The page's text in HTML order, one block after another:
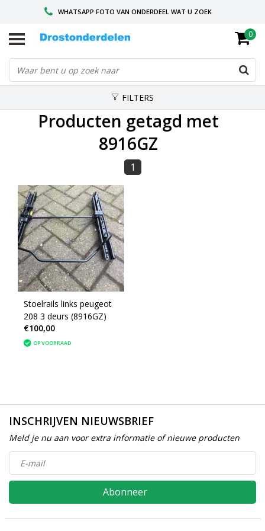
WHATSAPP FOTO VAN ONDERDEEL WAT U ZOEK
VOOR 16.00 BESTELD, VANDAAG VERZONDEN
GESPECIALISEERD PEUGEOT
0
FILTERS
Producten getagd met
8916GZ
1
Stoelrails links peugeot
208 3 deurs (8916GZ)
€100,00
OP VOORRAAD
INSCHRIJVEN NIEUWSBRIEF
Meld je nu aan voor extra informatie of nieuwe producten
Abonneer